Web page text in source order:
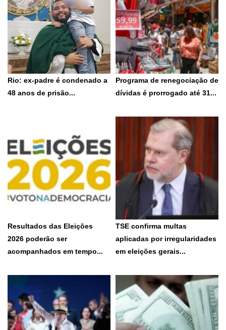
Rio: ex-padre é condenado a
48 anos de prisão...
7 de agosto de 2026
Programa de renegociação de
dívidas é prorrogado até 31...
Medida foi oficializada no Diário
Oficial da União deste...
5 de agosto de 2026
Resultados das Eleições
2026 poderão ser
acompanhados em tempo...
Site e app do TSE permitirão
consultar totalização dos...
5 de agosto de 2026
TSE confirma multas
aplicadas por irregularidades
em eleições gerais...
Decisão do Tribunal foi unânime
em ambos os casos,...
5 de agosto de 2026